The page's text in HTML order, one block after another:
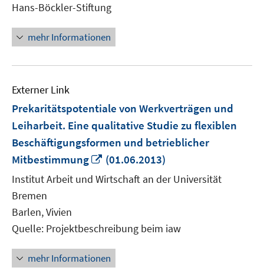
Hans-Böckler-Stiftung
mehr Informationen
Externer Link
Prekaritätspotentiale von Werkverträgen und
Leiharbeit. Eine qualitative Studie zu flexiblen
Beschäftigungsformen und betrieblicher
Mitbestimmung
In
neuem
Fenster
(01.06.2013)
Institut Arbeit und Wirtschaft an der Universität
Bremen
Barlen, Vivien
Quelle: Projektbeschreibung beim iaw
mehr Informationen